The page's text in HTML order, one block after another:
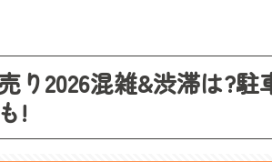
り2026混雑&渋滞は?
!